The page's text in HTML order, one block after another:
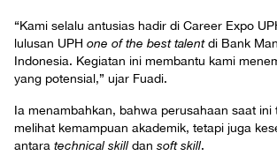
“Kami selalu antusias hadir di Career Expo
lulusan UPH one of the best talentdi Bank
Indonesia. Kegiatan ini membantu kami
yang potensial,” ujar Fuadi.
Ia menambahkan, bahwa perusahaan saat ini
melihat kemampuan akademik, tetapi juga
antara technical skilldan soft skill.